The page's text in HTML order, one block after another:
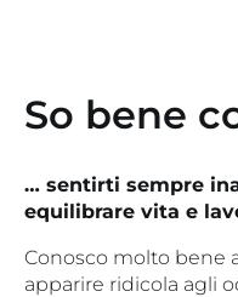
So bene
… sentirti sempre
equilibrare vita e
Conosco molto bene
apparire ridicola agli